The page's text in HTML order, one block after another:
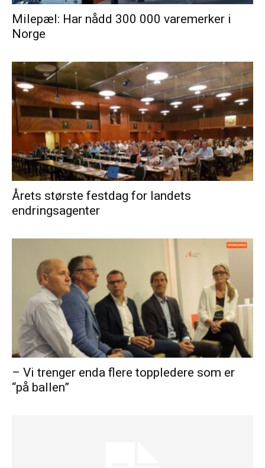
Milepæl: Har nådd 300 000 varemerker i
Norge
Årets største festdag for landets
endringsagenter
– Vi trenger enda flere toppledere som er
“på ballen”